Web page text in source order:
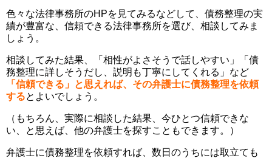
色々な法律事務所のHPを見てみるなどして、債務整理の実
績が豊富な、信頼できる法律事務所を選び、相談してみま
しょう。
相談してみた結果、「相性がよさそうで話しやすい」「債
務整理に詳しそうだし、説明も丁寧にしてくれる」など
「信頼できる」と思えれば、その弁護士に債務整理を依頼
するとよいでしょう。
（もちろん、実際に相談した結果、今ひとつ信頼できな
い、と思えば、他の弁護士を探すこともできます。）
弁護士に債務整理を依頼すれば、数日のうちには取立ても